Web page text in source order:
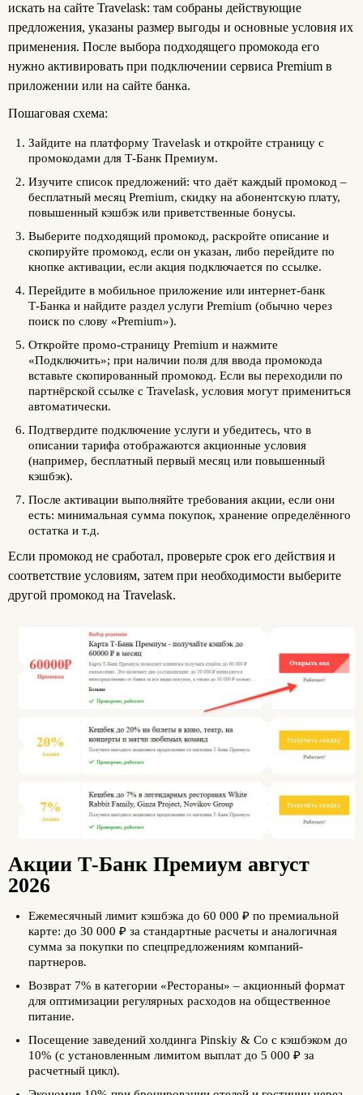
искать на сайте Travelask: там собраны действующие
предложения, указаны размер выгоды и основные условия их
применения. После выбора подходящего промокода его
нужно активировать при подключении сервиса Premium в
приложении или на сайте банка.
Пошаговая схема:
Зайдите на платформу Travelask и откройте страницу с
промокодами для Т‑Банк Премиум.
Изучите список предложений: что даёт каждый промокод –
бесплатный месяц Premium, скидку на абонентскую плату,
повышенный кэшбэк или приветственные бонусы.
Выберите подходящий промокод, раскройте описание и
скопируйте промокод, если он указан, либо перейдите по
кнопке активации, если акция подключается по ссылке.
Перейдите в мобильное приложение или интернет‑банк
Т‑Банка и найдите раздел услуги Premium (обычно через
поиск по слову «Premium»).
Откройте промо‑страницу Premium и нажмите
«Подключить»; при наличии поля для ввода промокода
вставьте скопированный промокод. Если вы переходили по
партнёрской ссылке с Travelask, условия могут примениться
автоматически.
Подтвердите подключение услуги и убедитесь, что в
описании тарифа отображаются акционные условия
(например, бесплатный первый месяц или повышенный
кэшбэк).
После активации выполняйте требования акции, если они
есть: минимальная сумма покупок, хранение определённого
остатка и т.д.
Если промокод не сработал, проверьте срок его действия и
соответствие условиям, затем при необходимости выберите
другой промокод на Travelask.
Акции Т-Банк Премиум август
2026
Ежемесячный лимит кэшбэка до 60 000 ₽ по премиальной
карте: до 30 000 ₽ за стандартные расчеты и аналогичная
сумма за покупки по спецпредложениям компаний-
партнеров.
Возврат 7% в категории «Рестораны» – акционный формат
для оптимизации регулярных расходов на общественное
питание.
Посещение заведений холдинга Pinskiy & Co с кэшбэком до
10% (с установленным лимитом выплат до 5 000 ₽ за
расчетный цикл).